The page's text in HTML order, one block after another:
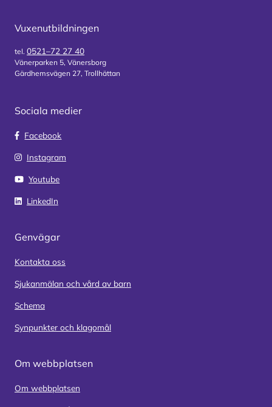
Vuxenutbildningen
tel. 0521–72 27 40
Vänerparken 5, Vänersborg
Gärdhemsvägen 27, Trollhättan
Sociala medier
Facebook
Instagram
Youtube
LinkedIn
Genvägar
Kontakta oss
Sjukanmälan och vård av barn
Schema
Synpunkter och klagomål
Om webbplatsen
Om webbplatsen